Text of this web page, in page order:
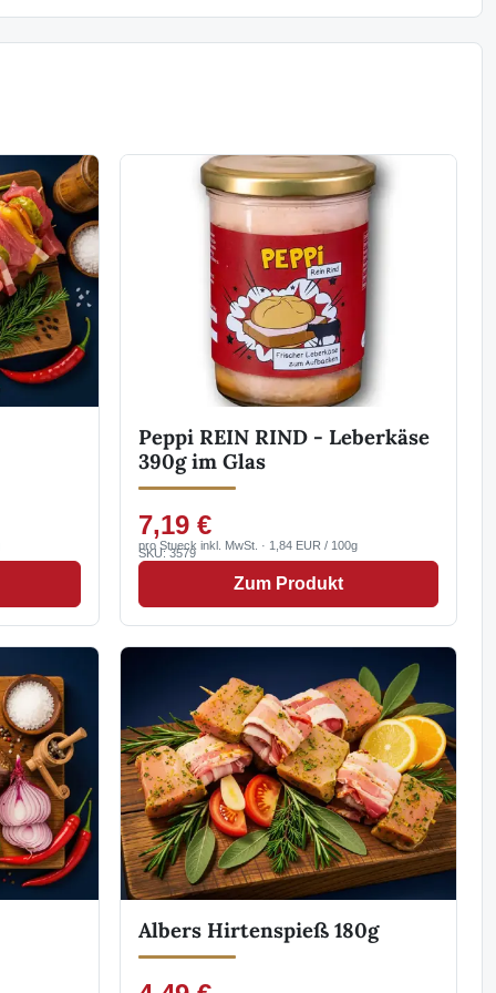
Peppi REIN RIND - Leberkäse
390g im Glas
7,19 €
pro Stueck inkl. MwSt. · 1,84 EUR / 100g
SKU: 3579
Zum Produkt
Albers Hirtenspieß 180g